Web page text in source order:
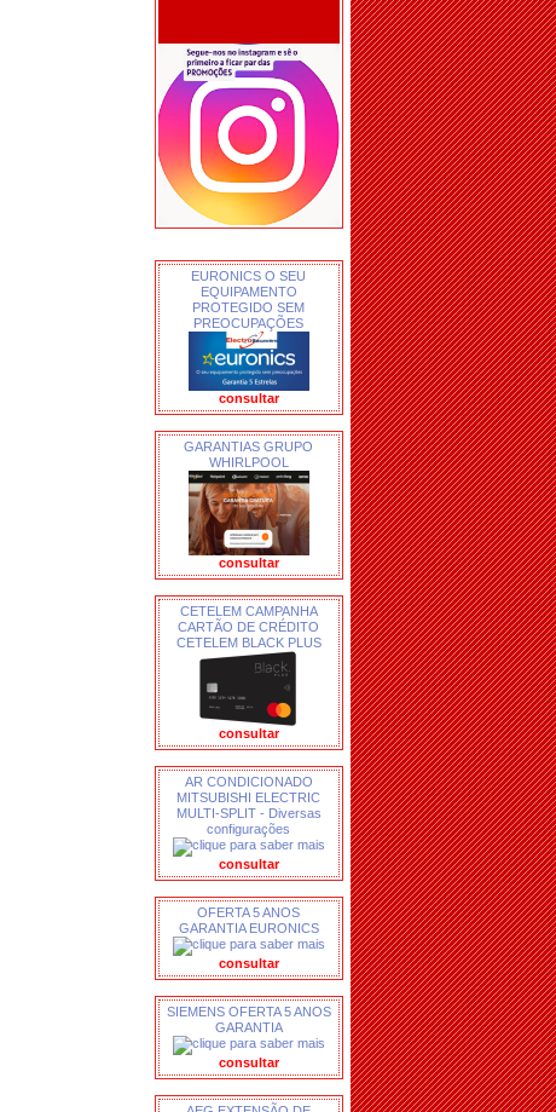
EURONICS O SEU
EQUIPAMENTO
PROTEGIDO SEM
PREOCUPAÇÕES
consultar
GARANTIAS GRUPO
WHIRLPOOL
consultar
CETELEM CAMPANHA
CARTÃO DE CRÉDITO
CETELEM BLACK PLUS
consultar
AR CONDICIONADO
MITSUBISHI ELECTRIC
MULTI-SPLIT - Diversas
configurações
consultar
OFERTA 5 ANOS
GARANTIA EURONICS
consultar
SIEMENS OFERTA 5 ANOS
GARANTIA
consultar